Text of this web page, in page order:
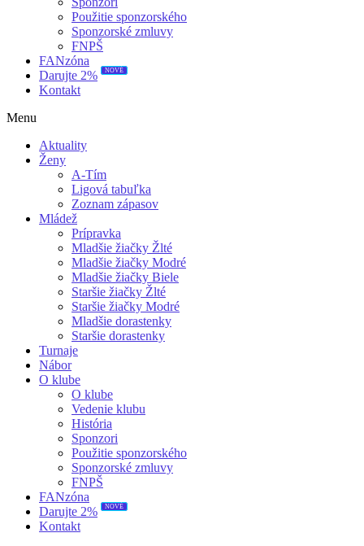
Použitie sponzorského
Sponzorské zmluvy
FNPŠ
FANzóna
Darujte 2%
NOVÉ
Kontakt
Menu
Aktuality
Ženy
A-Tím
Ligová tabuľka
Zoznam zápasov
Mládež
Prípravka
Mladšie žiačky Žlté
Mladšie žiačky Modré
Mladšie žiačky Biele
Staršie žiačky Žlté
Staršie žiačky Modré
Mladšie dorastenky
Staršie dorastenky
Turnaje
Nábor
O klube
O klube
Vedenie klubu
História
Sponzori
Použitie sponzorského
Sponzorské zmluvy
FNPŠ
FANzóna
Darujte 2%
NOVÉ
Kontakt